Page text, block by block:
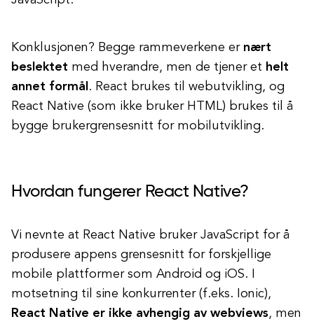
Konklusjonen? Begge rammeverkene er nært
beslektet med hverandre, men de tjener et helt
annet formål . React brukes til webutvikling, og
React Native (som ikke bruker HTML) brukes til å
bygge brukergrensesnitt for mobilutvikling.
Hvordan fungerer React Native?
Vi nevnte at React Native bruker JavaScript for å
produsere appens grensesnitt for forskjellige
mobile plattformer som Android og iOS. I
motsetning til sine konkurrenter (f.eks. Ionic),
React Native er ikke avhengig av webviews, men